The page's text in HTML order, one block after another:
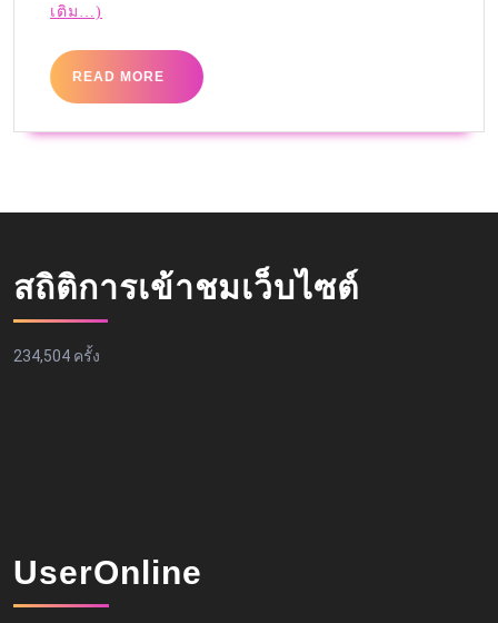
เติม…)
READ MORE
สถิติการเข้าชมเว็บไซต์
234,504 ครั้ง
UserOnline